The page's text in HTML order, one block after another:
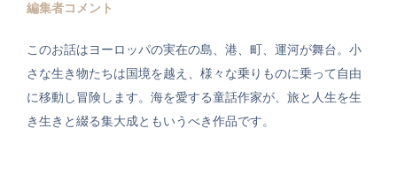
編集者コメント
このお話はヨーロッパの実在の島、港、町、運河が舞台。小
さな生き物たちは国境を越え、様々な乗りものに乗って自由
に移動し冒険します。海を愛する童話作家が、旅と人生を生
き生きと綴る集大成ともいうべき作品です。